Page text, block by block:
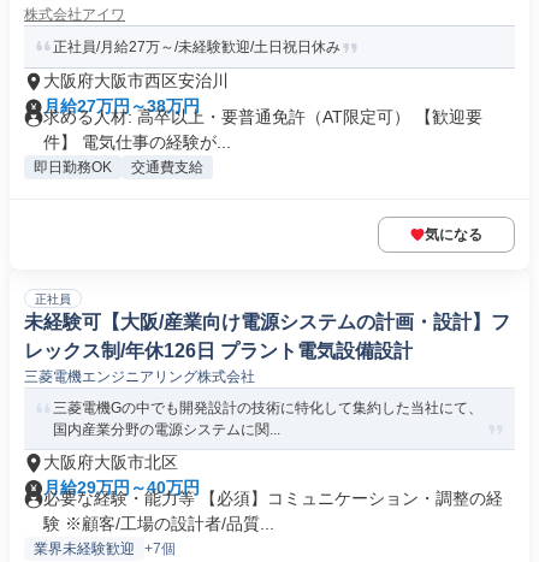
株式会社アイワ
正社員/月給27万～/未経験歓迎/土日祝日休み
大阪府大阪市西区安治川
月給27万円～38万円
求める人材: 高卒以上・要普通免許（AT限定可） ​【歓迎要
件】 電気仕事の経験が...
即日勤務OK 交通費支給
気になる
正社員
未経験可【大阪/産業向け電源システムの計画・設計】フ
レックス制/年休126日 プラント電気設備設計
三菱電機エンジニアリング株式会社
三菱電機Gの中でも開発設計の技術に特化して集約した当社にて、
国内産業分野の電源システムに関...
大阪府大阪市北区
月給29万円～40万円
必要な経験・能力等 【必須】コミュニケーション・調整の経
験 ※顧客/工場の設計者/品質...
業界未経験歓迎 +7個